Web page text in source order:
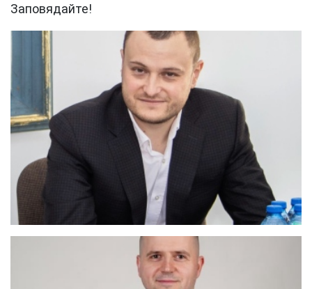
Заповядайте!